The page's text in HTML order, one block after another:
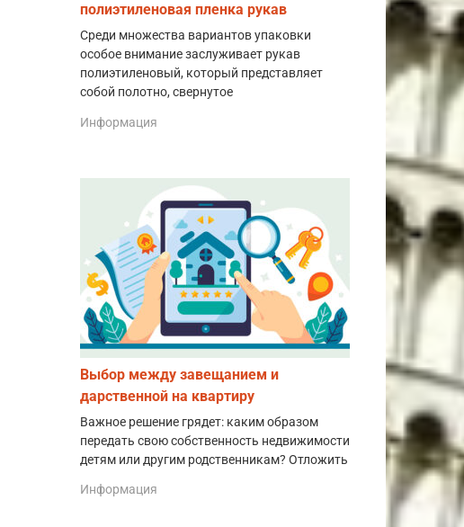
полиэтиленовая пленка рукав
Среди множества вариантов упаковки
особое внимание заслуживает рукав
полиэтиленовый, который представляет
собой полотно, свернутое
Информация
Выбор между завещанием и
дарственной на квартиру
Важное решение грядет: каким образом
передать свою собственность недвижимости
детям или другим родственникам? Отложить
Информация